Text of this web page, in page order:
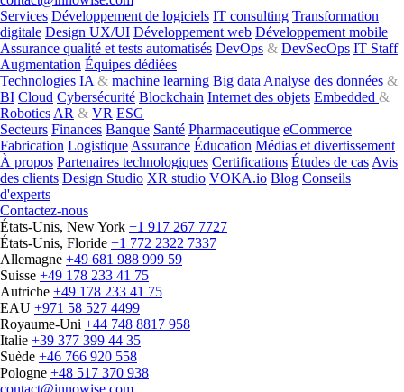
Services Développement de logiciels IT consulting Transformation
digitale Design UX/UI Développement web Développement mobile
Assurance qualité et tests automatisés DevOps & DevSecOps IT Staff
Augmentation Équipes dédiées
Technologies IA & machine learning Big data Analyse des données &
BI Cloud Cybersécurité Blockchain Internet des objets Embedded &
Robotics AR & VR ESG
Secteurs Finances Banque Santé Pharmaceutique eCommerce
Fabrication Logistique Assurance Éducation Médias et divertissement
À propos Partenaires technologiques Certifications Études de cas Avis
des clients Design Studio XR studio VOKA.io Blog Conseils
d'experts
Contactez-nous
États-Unis, New York +1 917 267 7727
États-Unis, Floride +1 772 2322 7337
Allemagne +49 681 988 999 59
Suisse +49 178 233 41 75
Autriche +49 178 233 41 75
EAU +971 58 527 4499
Royaume-Uni +44 748 8817 958
Italie +39 377 399 44 35
Suède +46 766 920 558
Pologne +48 517 370 938
contact@innowise.com